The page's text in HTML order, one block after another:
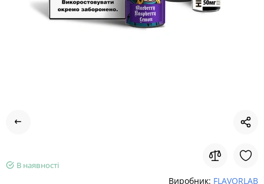
В наявності
Виробник: FLAVORLAB